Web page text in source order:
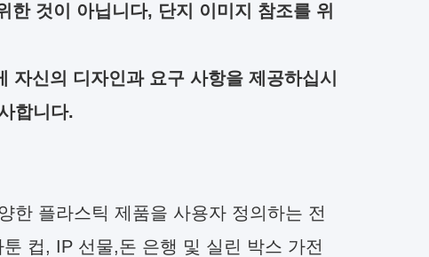
것이 아닙니다, 단지 이미지 참조를 위
신의 디자인과 요구 사항을 제공하십시
합니다.
한 플라스틱 제품을 사용자 정의하는 전
컵, IP 선물,돈 은행 및 실린 박스 가전